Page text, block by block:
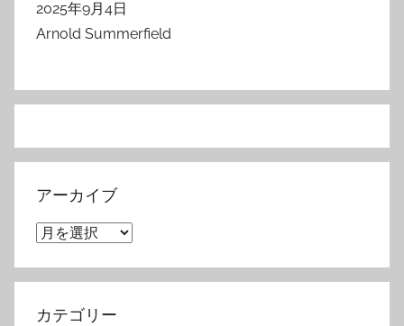
2025年9月4日
Arnold Summerfield
アーカイブ
ア
カ
イ
カテゴリー